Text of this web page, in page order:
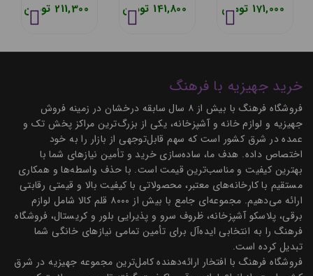
79,000 تومان 171,000 تومان 141,800 تومان
خرید جهیزیه با فرهنگ
فروشگاه فرهنگ با بیش از ۸ سال سابقه درخشان در زمینه فروش
جهیزیه و لوازم خانه و آشپزخانه، یکی از بزرگ‌ترین مراکز پخش تک و
عمده در شرق کشور است که سهم قابل‌توجهی از بازار را به خود
اختصاص داده. هدف ما، ساده‌سازی خرید و تأمین نیازهای شما با
بهترین کیفیت و مناسب‌ترین قیمت است. با حذف واسطه‌ها و همکاری
مستقیم با کارخانه‌های معتبر، محصولاتی با کیفیت بالا و قیمتی رقابتی
ارائه می‌دهیم. مجموعه‌ای جامع با بیش از ۸۰۰۰ قلم کالا شامل لوازم
برقی، پلاسکو آشپزخانه، ظروف سرو و پذیرایی بلور و کریستال، فروشگاه
فرهنگ را به انتخابی ایده‌آل برای تأمین تمامی نیازهای خانگی شما
تبدیل کرده است.
فروشگاه فرهنگ با افتخار ارائه‌دهنده کامل‌ترین مجموعه جهیزیه در شرق